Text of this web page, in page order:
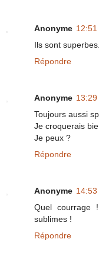
Anonyme 12:51
Ils sont
Répondre
Anonyme 13:29
Toujours aussi
Je croquerais
Je peux ?
Répondre
Anonyme 14:53
Quel courrage
sublimes !
Répondre